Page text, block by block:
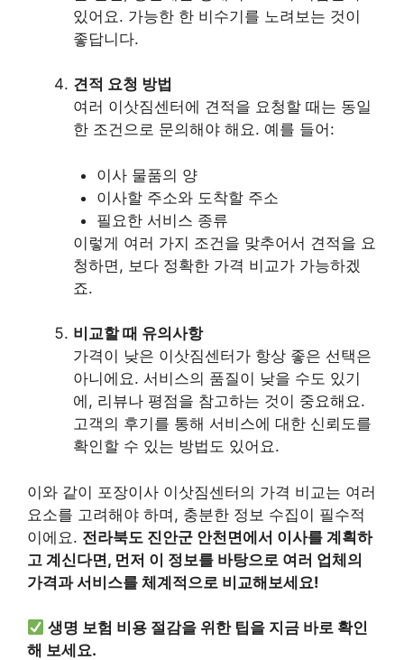
있어요. 가능한 한 비수기를 노려보는 것이
좋답니다.
견적 요청 방법
여러 이삿짐센터에 견적을 요청할 때는 동일
한 조건으로 문의해야 해요. 예를 들어:
이사 물품의 양
이사할 주소와 도착할 주소
필요한 서비스 종류
이렇게 여러 가지 조건을 맞추어서 견적을 요
청하면, 보다 정확한 가격 비교가 가능하겠
죠.
비교할 때 유의사항
가격이 낮은 이삿짐센터가 항상 좋은 선택은
아니에요. 서비스의 품질이 낮을 수도 있기
에, 리뷰나 평점을 참고하는 것이 중요해요.
고객의 후기를 통해 서비스에 대한 신뢰도를
확인할 수 있는 방법도 있어요.
이와 같이 포장이사 이삿짐센터의 가격 비교는 여러
요소를 고려해야 하며, 충분한 정보 수집이 필수적
이에요. 전라북도 진안군 안천면에서 이사를 계획하
고 계신다면, 먼저 이 정보를 바탕으로 여러 업체의
가격과 서비스를 체계적으로 비교해보세요!
생명 보험 비용 절감을 위한 팁을 지금 바로 확인
해 보세요.